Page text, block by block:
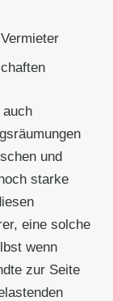
und
starke
eine solche
wenn
zur Seite